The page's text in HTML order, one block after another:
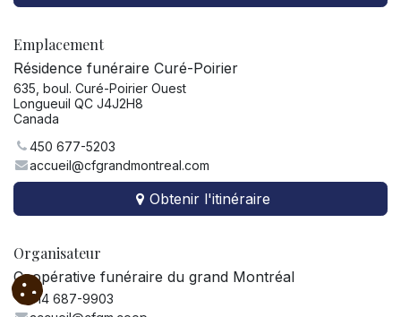
Emplacement
Résidence funéraire Curé-Poirier
635, boul. Curé-Poirier Ouest
Longueuil QC J4J2H8
Canada
450 677-5203
accueil@cfgrandmontreal.com
Obtenir l'itinéraire
Organisateur
Coopérative funéraire du grand Montréal
514 687-9903